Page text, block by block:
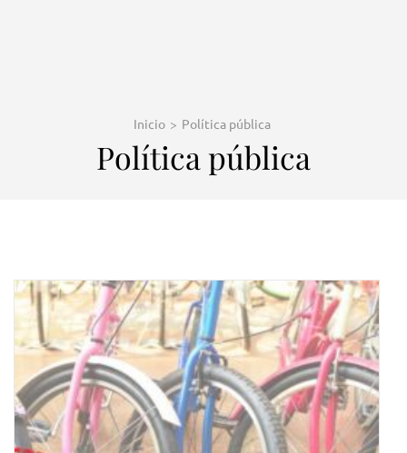
Inicio > Política pública
Política pública